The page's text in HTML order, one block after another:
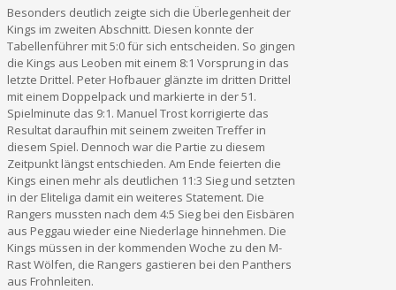
Besonders deutlich zeigte sich die Überlegenheit der
Kings im zweiten Abschnitt. Diesen konnte der
Tabellenführer mit 5:0 für sich entscheiden. So gingen
die Kings aus Leoben mit einem 8:1 Vorsprung in das
letzte Drittel. Peter Hofbauer glänzte im dritten Drittel
mit einem Doppelpack und markierte in der 51.
Spielminute das 9:1. Manuel Trost korrigierte das
Resultat daraufhin mit seinem zweiten Treffer in
diesem Spiel. Dennoch war die Partie zu diesem
Zeitpunkt längst entschieden. Am Ende feierten die
Kings einen mehr als deutlichen 11:3 Sieg und setzten
in der Eliteliga damit ein weiteres Statement. Die
Rangers mussten nach dem 4:5 Sieg bei den Eisbären
aus Peggau wieder eine Niederlage hinnehmen. Die
Kings müssen in der kommenden Woche zu den M-
Rast Wölfen, die Rangers gastieren bei den Panthers
aus Frohnleiten.